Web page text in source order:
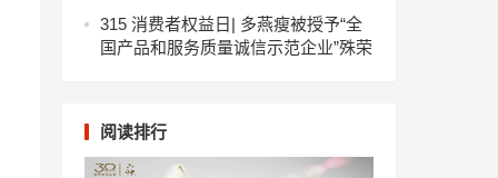
315 消费者权益日| 多燕瘦被授予“全
国产品和服务质量诚信示范企业”殊荣
阅读排行